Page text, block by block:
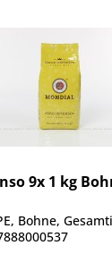
9x 1 kg
Bohne,